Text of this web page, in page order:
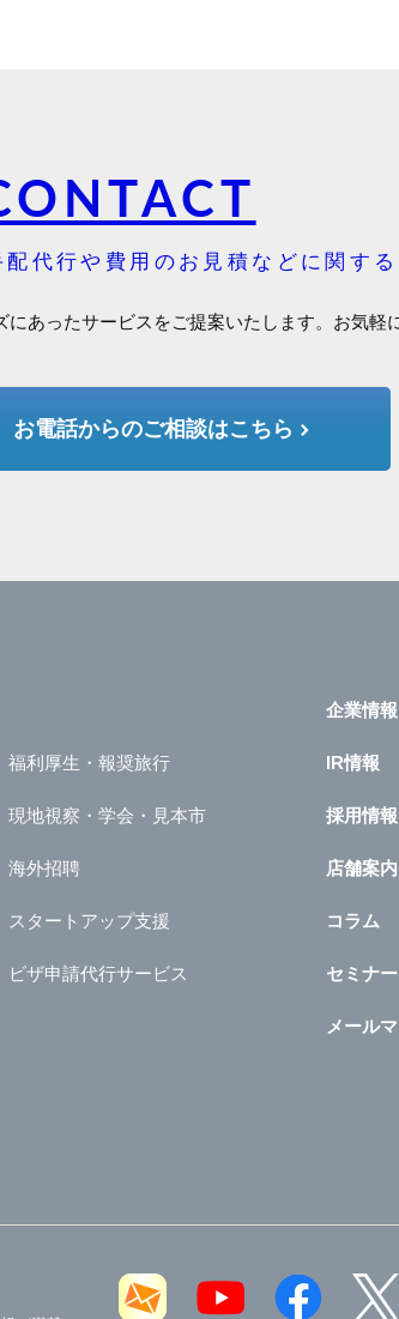
代行や費用のお見積などに関す
あったサービスをご提案いたします。お気軽
お電話からのご相談はこちら
福利厚生・報奨旅行
現地視察・学会・見本市
海外招聘
スタートアップ支援
ビザ申請代行サービス
企業情報
IR情報
採用情報
店舗案内
コラム
セミナ
メール